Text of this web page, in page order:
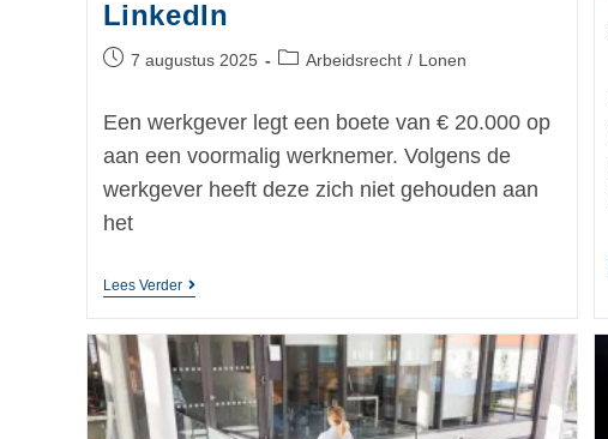
LinkedIn
7 augustus 2025 Arbeidsrecht / Lonen
Een werkgever legt een boete van € 20.000 op
aan een voormalig werknemer. Volgens de
werkgever heeft deze zich niet gehouden aan
het
Lees Verder